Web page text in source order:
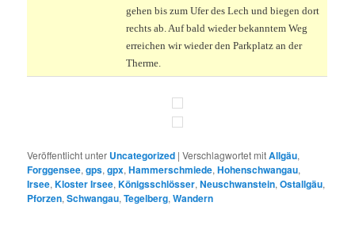
gehen bis zum Ufer des Lech und biegen dort
rechts ab. Auf bald wieder bekanntem Weg
erreichen wir wieder den Parkplatz an der
Therme.
Veröffentlicht unter Uncategorized |Verschlagwortet mitAllgäu,
Forggensee,gps,gpx,Hammerschmiede,Hohenschwangau,
Irsee,Kloster Irsee,Königsschlösser,Neuschwanstein,Ostallgäu,
Pforzen,Schwangau,Tegelberg,Wandern